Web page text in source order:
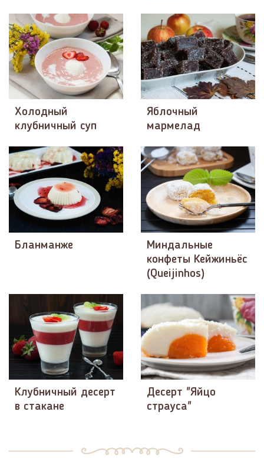
Холодный
клубничный суп
Яблочный
мармелад
Бланманже
Миндальные
конфеты Кейжиньёс
(Queijinhos)
Клубничный десерт
в стакане
Десерт "Яйцо
страуса"